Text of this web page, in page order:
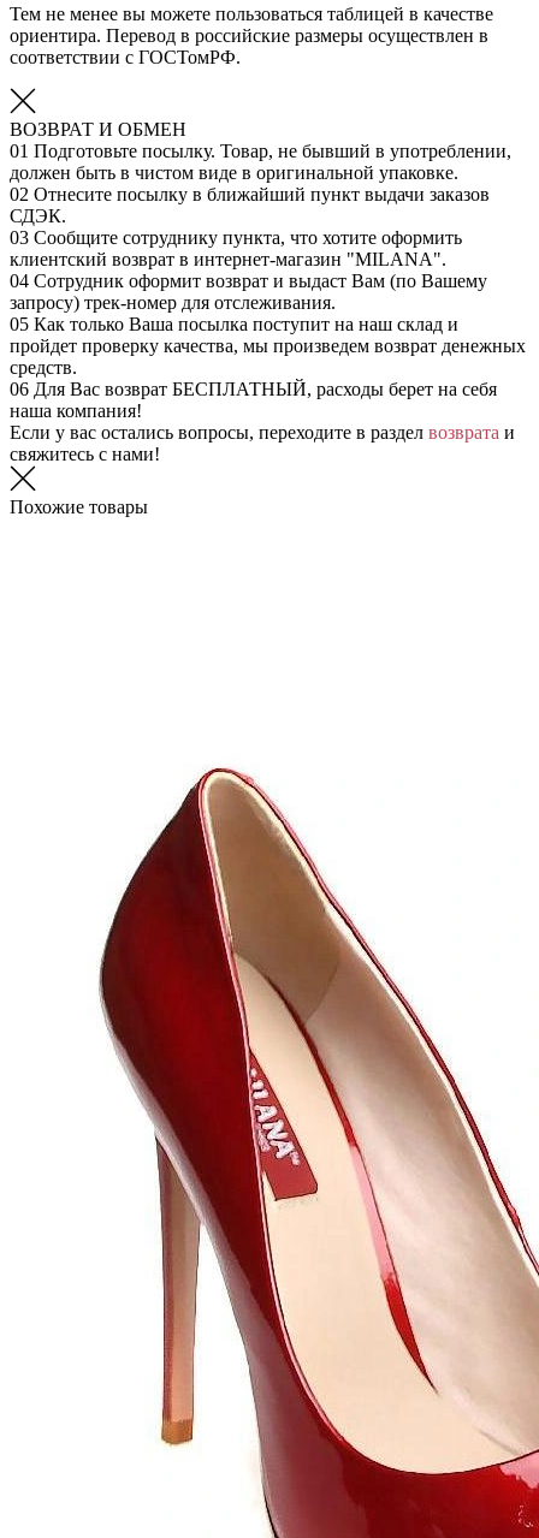
Тем не менее вы можете пользоваться таблицей в качестве
ориентира. Перевод в российские размеры осуществлен в
соответствии с ГОСТомРФ.
ВОЗВРАТ И ОБМЕН
01 Подготовьте посылку. Товар, не бывший в употреблении,
должен быть в чистом виде в оригинальной упаковке.
02 Отнесите посылку в ближайший пункт выдачи заказов
СДЭК.
03 Сообщите сотруднику пункта, что хотите оформить
клиентский возврат в интернет-магазин "MILANA".
04 Сотрудник оформит возврат и выдаст Вам (по Вашему
запросу) трек-номер для отслеживания.
05 Как только Ваша посылка поступит на наш склад и
пройдет проверку качества, мы произведем возврат денежных
средств.
06 Для Вас возврат БЕСПЛАТНЫЙ, расходы берет на себя
наша компания!
Если у вас остались вопросы, переходите в раздел возврата и
свяжитесь с нами!
Похожие товары